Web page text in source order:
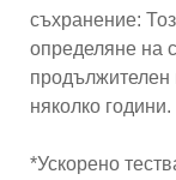
съхранение:
определяне на
продължителен
няколко години.
*Ускорено